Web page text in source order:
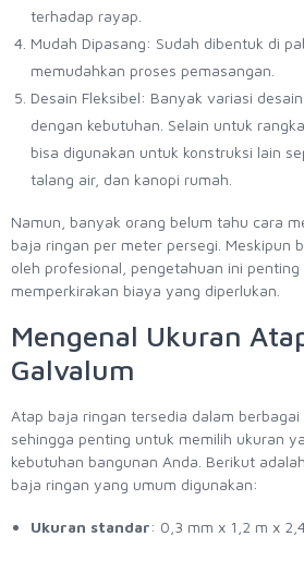
terhadap rayap.
Mudah Dipasang: Sudah dibentuk di
memudahkan proses pemasangan.
Desain Fleksibel: Banyak variasi
dengan kebutuhan. Selain untuk
bisa digunakan untuk konstruksi lain
talang air, dan kanopi rumah.
Namun, banyak orang belum tahu cara
baja ringan per meter persegi. Meskipun
oleh profesional, pengetahuan ini penting
memperkirakan biaya yang diperlukan.
Mengenal Ukuran
Galvalum
Atap baja ringan tersedia dalam berbagai
sehingga penting untuk memilih ukuran
kebutuhan bangunan Anda. Berikut
baja ringan yang umum digunakan:
Ukuran standar: 0,3 mm x 1,2 m x